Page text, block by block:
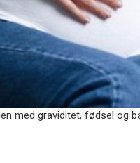
med graviditet, fødsel og